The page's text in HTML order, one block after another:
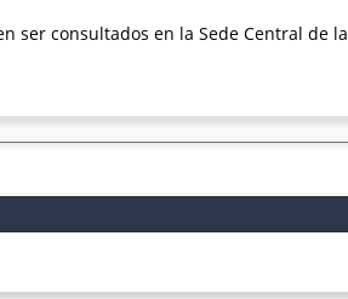
ser consultados en la Sede Central de la